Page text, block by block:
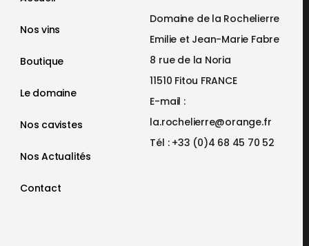
Nos vins
Boutique
Le domaine
Nos cavistes
Nos Actualités
Contact
Domaine de la Rochelierre
Emilie et Jean-Marie Fabre
8 rue de la Noria
11510 Fitou FRANCE
E-mail :
la.rochelierre@orange.fr
Tél : +33 (0)4 68 45 70 52